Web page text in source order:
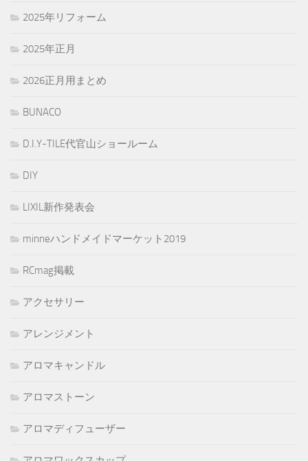
2025年リフォーム
2025年正月
2026正月用まとめ
BUNACO
D.I.Y-TILE代官山ショールーム
DIY
LIXIL新作発表会
minneハンドメイドマーケット2019
RCmag掲載
アクセサリー
アレンジメント
アロマキャンドル
アロマストーン
アロマディフューザー